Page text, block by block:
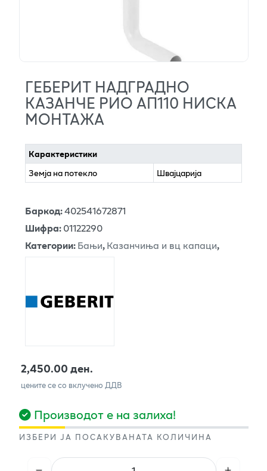
ГЕБЕРИТ НАДГРАДНО
КАЗАНЧЕ РИО АП110 НИСКА
МОНТАЖА
Карактеристики
Земја на потекло
Швајцарија
Баркод:402541672871
Шифра:01122290
Категории:Бањи,Казанчиња и вц капаци,
2,450.00 ден.
цените се со вклучено ДДВ
Производот е на залиха!
ИЗБЕРИ ЈА ПОСАКУВАНАТА КОЛИЧИНА